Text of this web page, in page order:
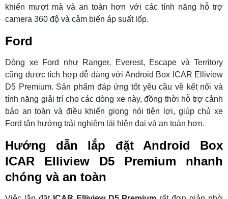
khiển mượt mà và an toàn hơn với các tính năng hỗ trợ
camera 360 độ và cảm biến áp suất lốp.
Ford
Dòng xe Ford như Ranger, Everest, Escape và Territory
cũng được tích hợp dễ dàng với Android Box ICAR Elliview
D5 Premium. Sản phẩm đáp ứng tốt yêu cầu về kết nối và
tính năng giải trí cho các dòng xe này, đồng thời hỗ trợ cảnh
báo an toàn và điều khiển giọng nói tiện lợi, giúp chủ xe
Ford tận hưởng trải nghiệm lái hiện đại và an toàn hơn.
Hướng dẫn lắp đặt Android Box
ICAR Elliview D5 Premium nhanh
chóng và an toàn